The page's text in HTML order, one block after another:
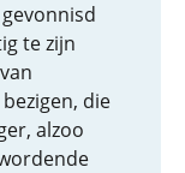
te zijn
die
alzoo